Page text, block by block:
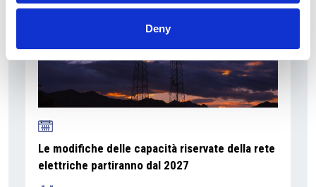
Deny
Le modifiche delle capacità riservate della rete
elettriche partiranno dal 2027